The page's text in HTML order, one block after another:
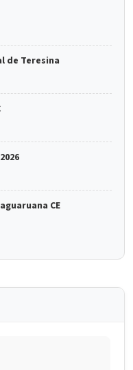
de Teresina
CE